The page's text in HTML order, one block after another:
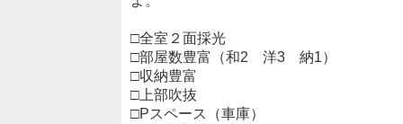
□全室２面採光
□部屋数豊富（和2 洋3 納1）
□収納豊富
□上部吹抜
□Pスペース（車庫）